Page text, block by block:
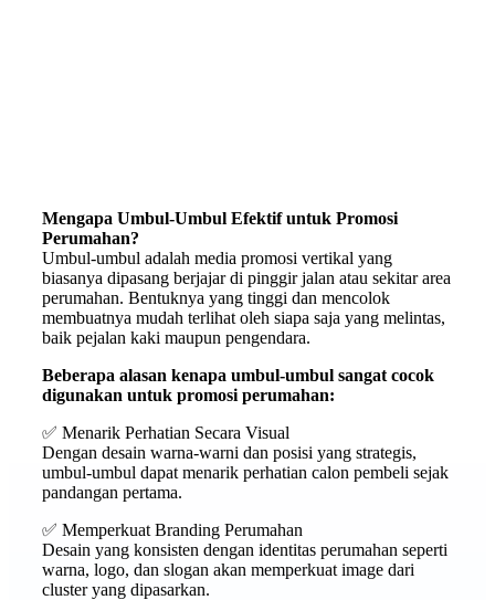
Mengapa Umbul-Umbul Efektif untuk Promosi
Perumahan?
Umbul-umbul adalah media promosi vertikal yang
biasanya dipasang berjajar di pinggir jalan atau sekitar area
perumahan. Bentuknya yang tinggi dan mencolok
membuatnya mudah terlihat oleh siapa saja yang melintas,
baik pejalan kaki maupun pengendara.
Beberapa alasan kenapa umbul-umbul sangat cocok
digunakan untuk promosi perumahan:
✅ Menarik Perhatian Secara Visual
Dengan desain warna-warni dan posisi yang strategis,
umbul-umbul dapat menarik perhatian calon pembeli sejak
pandangan pertama.
✅ Memperkuat Branding Perumahan
Desain yang konsisten dengan identitas perumahan seperti
warna, logo, dan slogan akan memperkuat image dari
cluster yang dipasarkan.